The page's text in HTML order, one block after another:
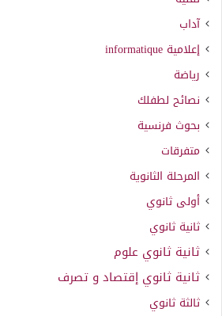
آداب
إعلامية informatique
رياضة
نصائح لطفلك
بحوث فرنسية
متفرقات
المرحلة الثانوية
أولى ثانوي
ثانية ثانوي
ثانية ثانوي علوم
ثانية ثانوي إقتصاد و تصرف
ثالثة ثانوي